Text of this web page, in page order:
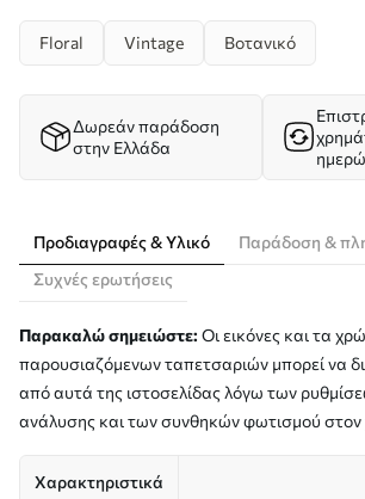
Floral Vintage Βοτανικό
Δωρεάν παράδοση
στην Ελλάδα
Προδιαγραφές & Υλικό
Παράδοση &
Συχνές ερωτήσεις
Παρακαλώ σημειώστε: Οι εικόνες και τα
παρουσιαζόμενων ταπετσαριών μπορεί να
από αυτά της ιστοσελίδας λόγω των
ανάλυσης και των συνθηκών φωτισμού
Χαρακτηριστικά